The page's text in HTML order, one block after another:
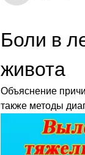
Боли в
живота
Объяснение
также методы